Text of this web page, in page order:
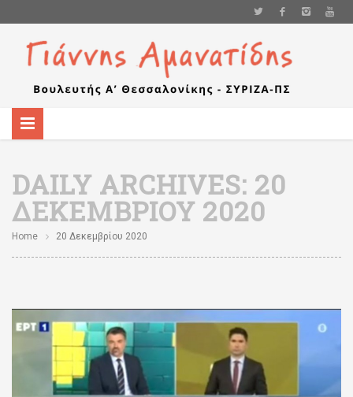
DAILY ARCHIVES: 20
ΔΕΚΕΜΒΡΊΟΥ 2020
Home 20 Δεκεμβρίου 2020